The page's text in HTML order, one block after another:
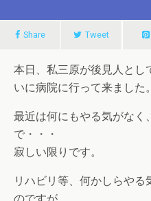
Share Tweet
本日、私三原が後見人とし
いに病院に行って来ました。
最近は何にもやる気がなく
で・・・
寂しい限りです。
リハビリ等、何かしらや